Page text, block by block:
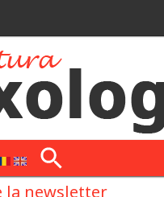
la newsletter